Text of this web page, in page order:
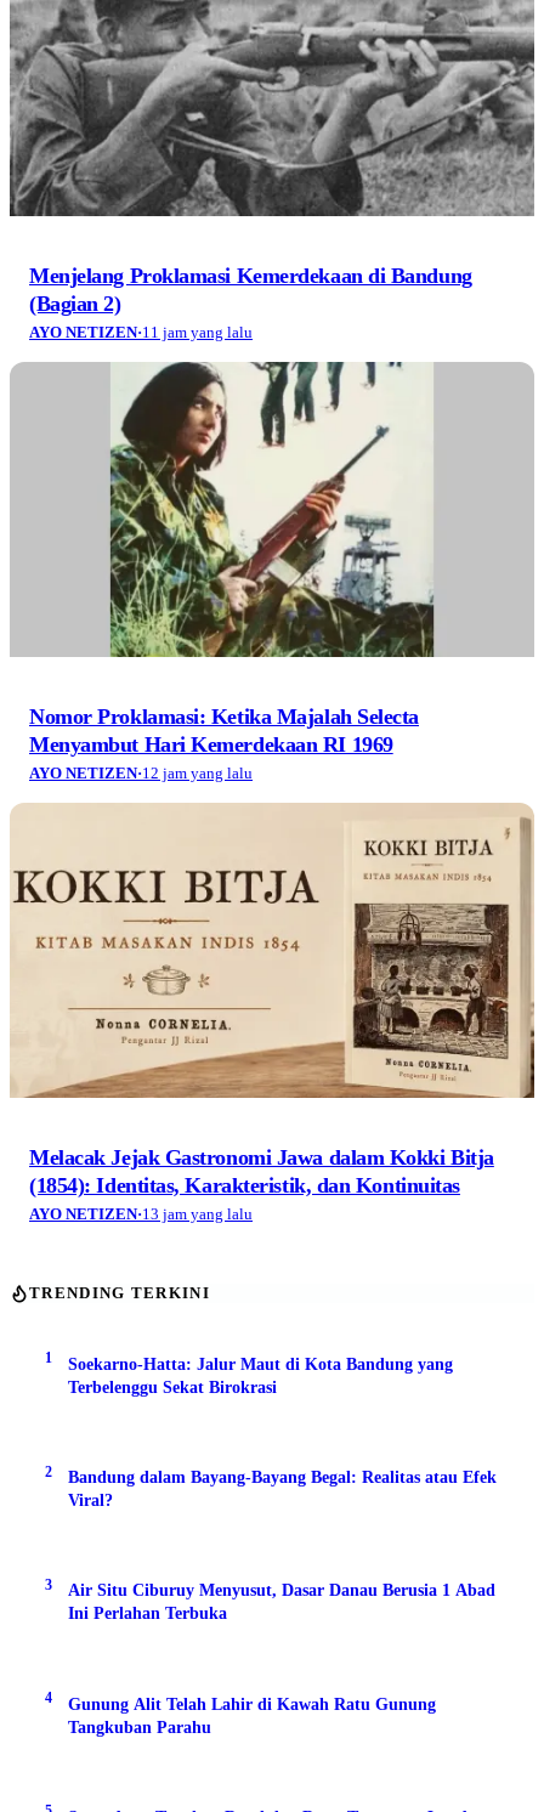
Menjelang Proklamasi Kemerdekaan di Bandung
(Bagian 2)
AYO NETIZEN·11 jam yang lalu
Nomor Proklamasi: Ketika Majalah Selecta
Menyambut Hari Kemerdekaan RI 1969
AYO NETIZEN·12 jam yang lalu
Melacak Jejak Gastronomi Jawa dalam Kokki Bitja
(1854): Identitas, Karakteristik, dan Kontinuitas
AYO NETIZEN·13 jam yang lalu
TRENDING TERKINI
1
Soekarno-Hatta: Jalur Maut di Kota Bandung yang
Terbelenggu Sekat Birokrasi
2
Bandung dalam Bayang-Bayang Begal: Realitas atau Efek
Viral?
3
Air Situ Ciburuy Menyusut, Dasar Danau Berusia 1 Abad
Ini Perlahan Terbuka
4
Gunung Alit Telah Lahir di Kawah Ratu Gunung
Tangkuban Parahu